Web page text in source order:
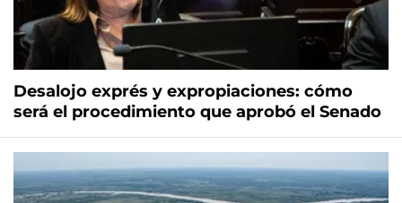
Desalojo exprés y expropiaciones: cómo
será el procedimiento que aprobó el Senado